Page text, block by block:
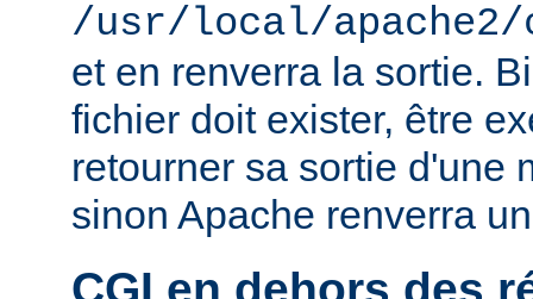
/usr/local/
et en renverra la sortie.
fichier doit exister, être
retourner sa sortie d'une
sinon Apache renverra